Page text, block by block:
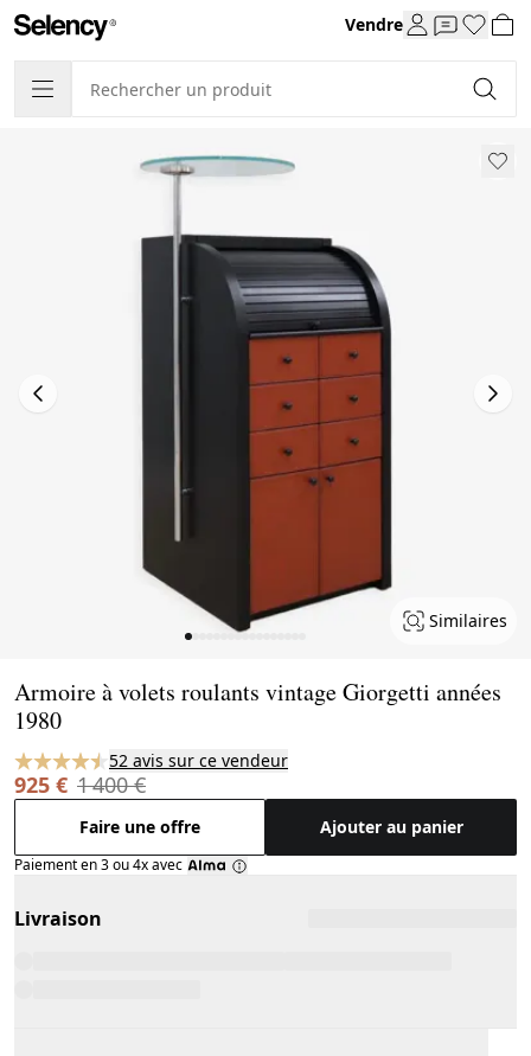
Vendre
Similaires
Armoire à volets roulants vintage Giorgetti années
1980
52 avis sur ce vendeur
925 € 1 400 €
Faire une offre Ajouter au panier
Paiement en 3 ou 4x avec
Livraison